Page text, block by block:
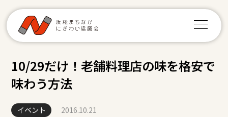
10/29だけ！老舗料理店の味を格安で
味わう方法
イベント 2016.10.21